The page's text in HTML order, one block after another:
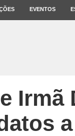
EVENTOS
Irmã